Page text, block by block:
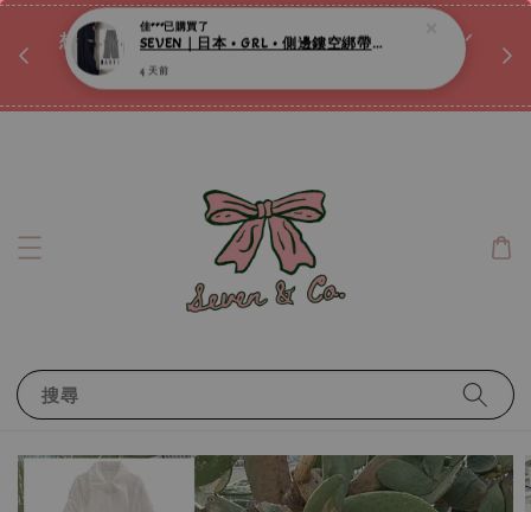
想訂製屬於自己的『水晶手鍊』嗎ꕀ♡ 私訊我們.ᐟ.ᐟ
搜尋